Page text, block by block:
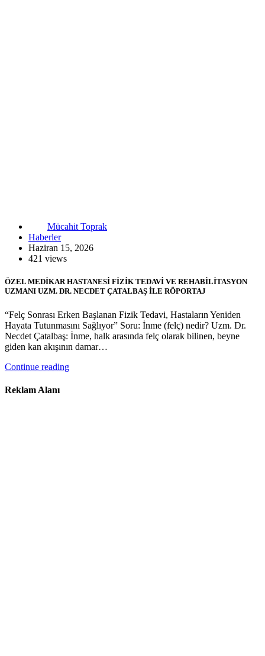
Mücahit Toprak
Haberler
Haziran 15, 2026
421 views
ÖZEL MEDİKAR HASTANESİ FİZİK TEDAVİ VE REHABİLİTASYON
UZMANI UZM. DR. NECDET ÇATALBAŞ İLE RÖPORTAJ
“Felç Sonrası Erken Başlanan Fizik Tedavi, Hastaların Yeniden
Hayata Tutunmasını Sağlıyor” Soru: İnme (felç) nedir? Uzm. Dr.
Necdet Çatalbaş: İnme, halk arasında felç olarak bilinen, beyne
giden kan akışının damar…
Continue reading
Reklam Alanı